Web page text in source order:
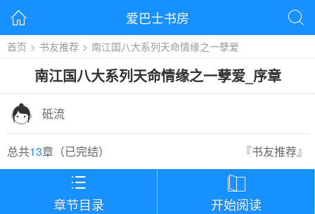
 爱巴士书房 
首页 > 书友推荐 > 南江国八大系列天命情缘之一孽爱
南江国八大系列天命情缘之一孽爱_ 序章
 砥流
总共13章（已完结） 『书友推荐』

章节目录

开始阅读